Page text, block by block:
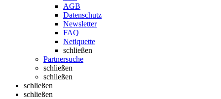
AGB
Datenschutz
Newsletter
FAQ
Netiquette
schließen
Partnersuche
schließen
schließen
schließen
schließen